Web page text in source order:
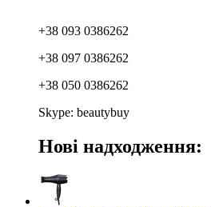
+38 093 0386262
+38 097 0386262
+38 050 0386262
Skype: beautybuy
Нові надходження: